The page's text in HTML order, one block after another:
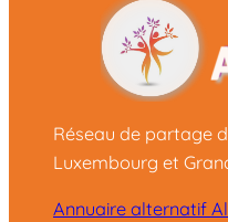
Réseau de partage
Luxembourg et
Annuaire alternatif